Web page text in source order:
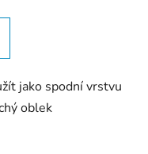
jako spodní vrstvu
oblek